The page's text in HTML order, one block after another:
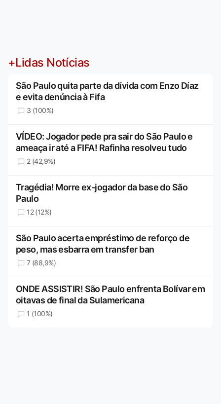
+Lidas Notícias
São Paulo quita parte da dívida com Enzo Díaz
e evita denúncia à Fifa
3 (100%)
VÍDEO: Jogador pede pra sair do São Paulo e
ameaça ir até a FIFA! Rafinha resolveu tudo
2 (42,9%)
Tragédia! Morre ex-jogador da base do São
Paulo
12 (12%)
São Paulo acerta empréstimo de reforço de
peso, mas esbarra em transfer ban
7 (88,9%)
ONDE ASSISTIR! São Paulo enfrenta Bolívar em
oitavas de final da Sulamericana
1 (100%)